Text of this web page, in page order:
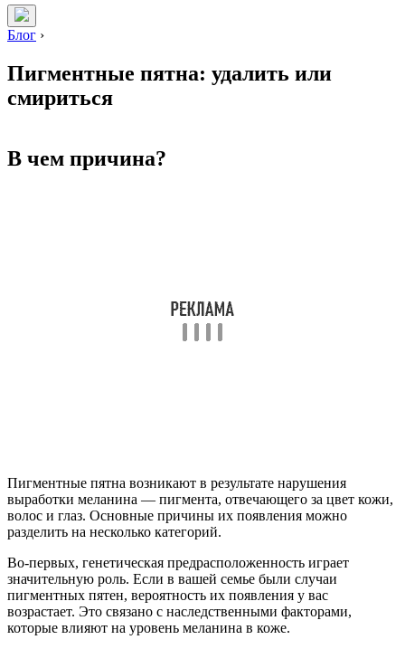
Блог ›
Пигментные пятна: удалить или
смириться
В чем причина?
Пигментные пятна возникают в результате нарушения
выработки меланина — пигмента, отвечающего за цвет кожи,
волос и глаз. Основные причины их появления можно
разделить на несколько категорий.
Во-первых, генетическая предрасположенность играет
значительную роль. Если в вашей семье были случаи
пигментных пятен, вероятность их появления у вас
возрастает. Это связано с наследственными факторами,
которые влияют на уровень меланина в коже.